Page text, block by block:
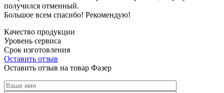
получился отменный.
Большое всем спасибо! Рекомендую!
Качество продукции
Уровень сервиса
Срок изготовления
Оставить отзыв
Оставить отзыв на товар Фазер